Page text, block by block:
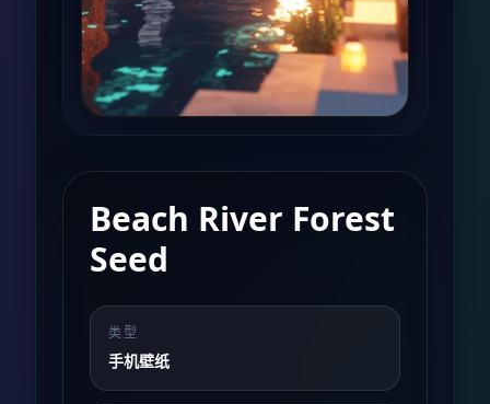
Beach River Forest
Seed
类型
手机壁纸